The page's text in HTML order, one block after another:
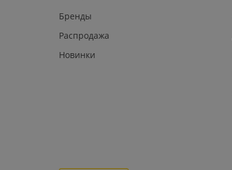
Бренды
Распродажа
Новинки